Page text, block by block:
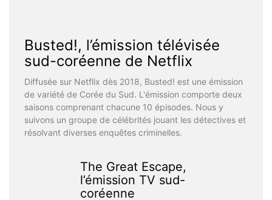
Busted!, l’émission télévisée
sud-coréenne de Netflix
Diffusée sur Netflix dès 2018, Busted! est une émission
de variété de Corée du Sud. L'émission comporte deux
saisons comprenant chacune 10 épisodes. Nous y
suivons un groupe de célébrités jouant les détectives et
résolvant diverses enquêtes criminelles.
The Great Escape,
l’émission TV sud-
coréenne